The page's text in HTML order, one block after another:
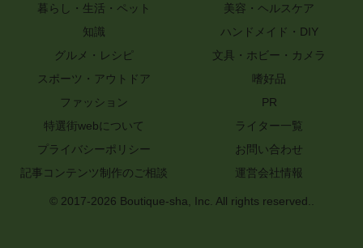
暮らし・生活・ペット
美容・ヘルスケア
知識
ハンドメイド・DIY
グルメ・レシピ
文具・ホビー・カメラ
スポーツ・アウトドア
嗜好品
ファッション
PR
特選街webについて
ライター一覧
プライバシーポリシー
お問い合わせ
記事コンテンツ制作のご相談
運営会社情報
© 2017-2026 Boutique-sha, Inc. All rights reserved..